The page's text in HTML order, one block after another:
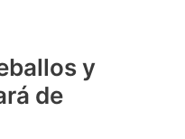
y
de